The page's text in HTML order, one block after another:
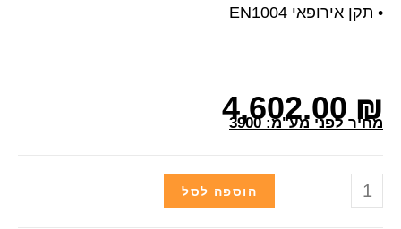
• תקן אירופאי EN1004
4,602.00₪
מחיר לפני מע"מ: 3900
הוספה לסל